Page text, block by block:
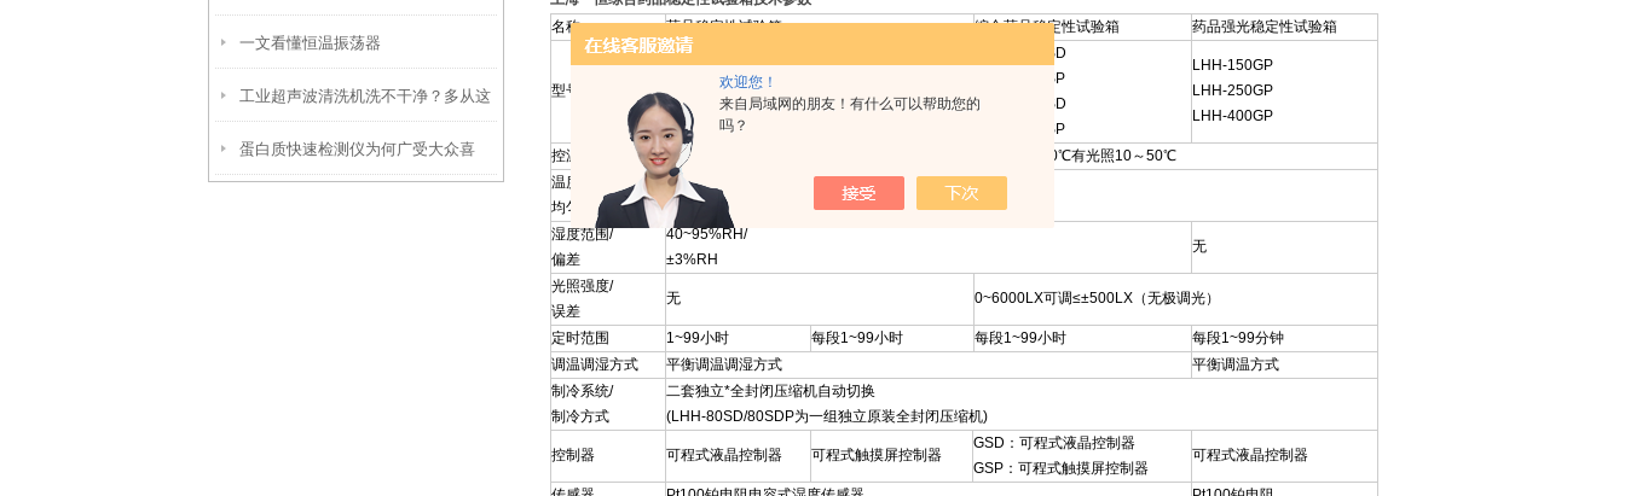
欢迎您！
来自局域网的朋友！有什么可以帮助您的
吗？
方法
一文看懂恒温振荡器
工业超声波清洗机洗不干净？多从这
些方面找原因
蛋白质快速检测仪为何广受大众喜
名称
药品稳定性试验箱 综合药品稳定性试验箱 药品强光稳定性试验箱
型号
LHH-80SD
LHH-150SD
LHH-250SD
LHH-80SDP
LHH-250SDP
LHH-150GSD
LHH-150GSP
LHH-250GSD
LHH-250GSP
LHH-150GP
LHH-250GP
LHH-400GP
控温范围 0~65℃
无光照4～50℃有光照10～50℃
温度波动度/
均匀度
±0.5℃/±2℃
湿度范围/
偏差
40~95%RH/
±3%RH
无
光照强度/
误差
无 0~6000LX可调≤±500LX（无极调光）
定时范围 1~99小时 每段1~99小时 每段1~99小时
每段1~99分钟
调温调湿方式
平衡调温调湿方式
平衡调温方式
制冷系统/
制冷方式
二套独立*全封闭压缩机自动切换
(LHH-80SD/80SDP为一组独立原装全封闭压缩机)
控制器 可程式液晶控制器 可程式触摸屏控制器
GSD：可程式液晶控制器
GSP：可程式触摸屏控制器
可程式液晶控制器